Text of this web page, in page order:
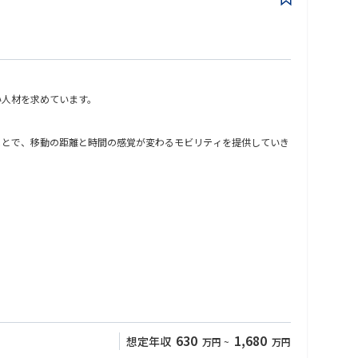
材を求めています。
で、移動の距離と時間の感覚が変わるモビリティを提供していき
開発には多くの企業が参画していることから、機体開発に加
想定年収 630 万円 ~ 1,680 万円